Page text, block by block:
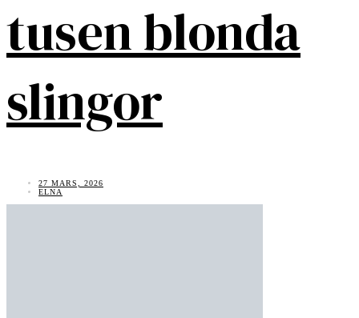
tusen blonda
slingor
27 MARS, 2026
ELNA